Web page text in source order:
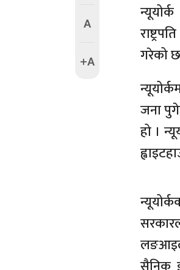
A
+A
गरेको
जना
हो ।